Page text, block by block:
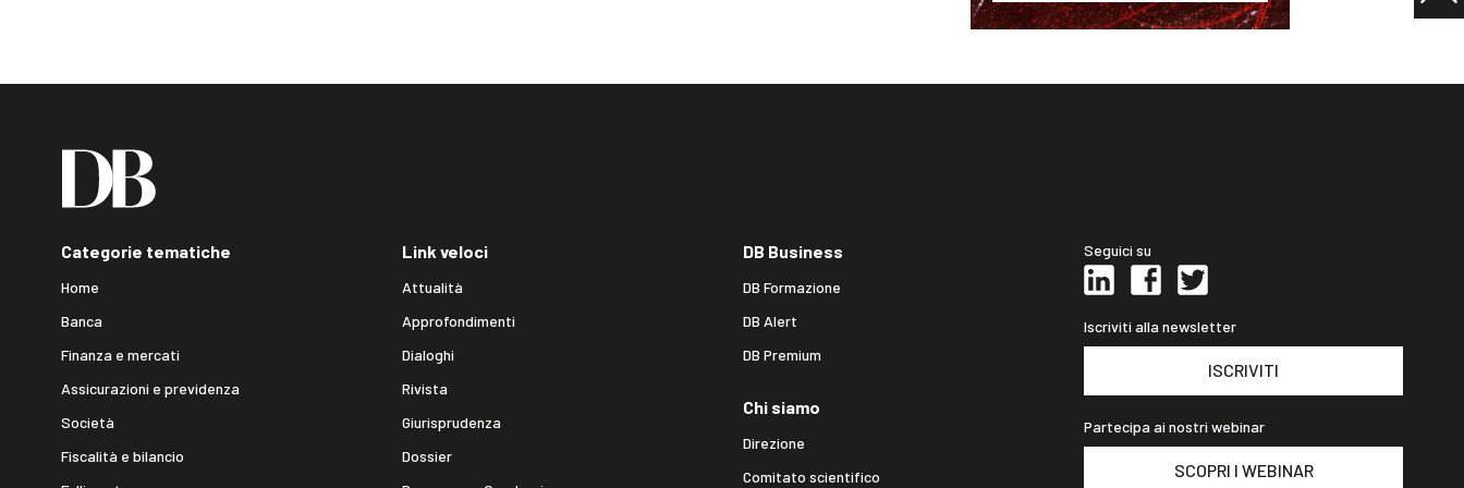
Categorie tematiche
Home
Banca
Finanza e mercati
Assicurazioni e previdenza
Società
Fiscalità e bilancio
Link veloci
Attualità
Approfondimenti
Dialoghi
Rivista
Giurisprudenza
Dossier
DB Business
DB Formazione
DB Alert
DB Premium
Chi siamo
Direzione
Comitato scientifico
Seguici su
Iscriviti alla newsletter
ISCRIVITI
Partecipa ai nostri webinar
SCOPRI I WEBINAR